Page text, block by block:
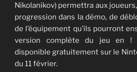
Nikolanikov) permettra aux
progression dans la démo, de
de l’équipement qu’ils pourront
version complète du jeu en !
disponible gratuitement sur le
du 11 février.